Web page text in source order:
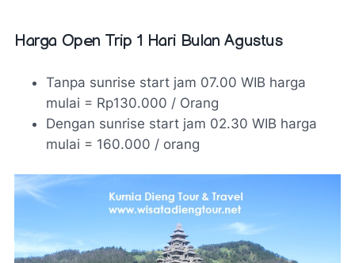
Harga Open Trip 1 Hari Bulan Agustus
Tanpa sunrise start jam 07.00 WIB harga
mulai = Rp130.000 / Orang
Dengan sunrise start jam 02.30 WIB harga
mulai = 160.000 / orang